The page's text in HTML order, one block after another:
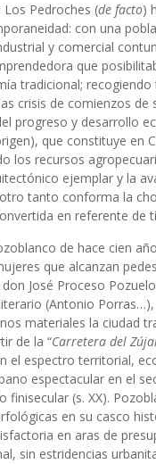
Los Pedroches (de facto)
con una
y comercial
que
tradicional;
crisis de comienzos de
progreso y desarrollo
que constituye en
los recursos
ejemplar y la
tanto conforma la
en referente de
de hace cien
que alcanzan
José Proceso
(Antonio
materiales la ciudad
de la “Carretera del
el espectro territorial,
espectacular en el
finisecular (s. XX).
en su casco
en aras de
sin estridencias